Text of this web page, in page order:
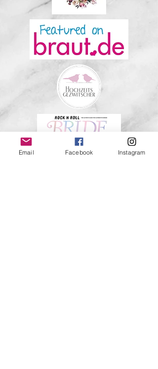
Email Facebook Instagram